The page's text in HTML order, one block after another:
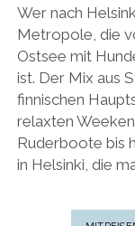
Wer nach
Metropole, die
Ostsee mit
ist. Der Mix aus
finnischen
relaxten
Ruderboote bis
in Helsinki, die